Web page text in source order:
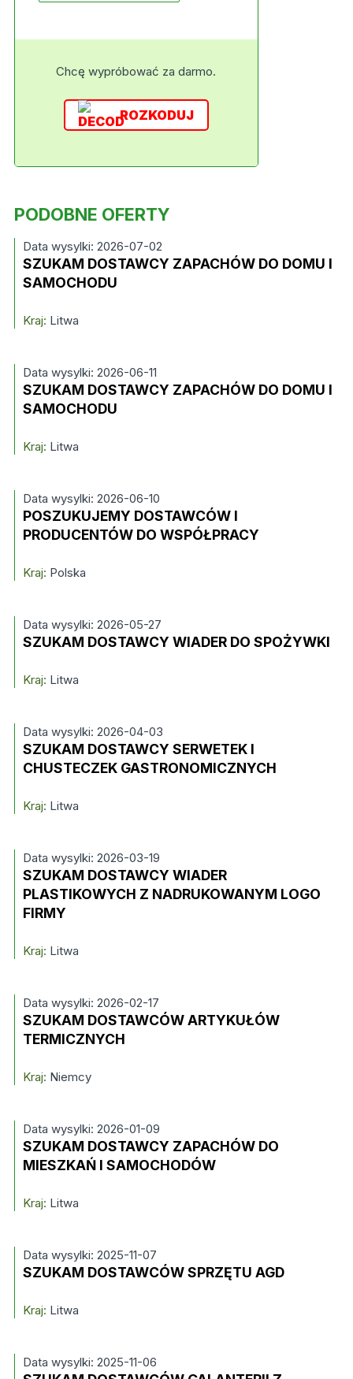
Chcę wypróbować za darmo.
ROZKODUJ
PODOBNE OFERTY
Data wysylki: 2026-07-02
SZUKAM DOSTAWCY ZAPACHÓW DO DOMU I
SAMOCHODU
Kraj: Litwa
Data wysylki: 2026-06-11
SZUKAM DOSTAWCY ZAPACHÓW DO DOMU I
SAMOCHODU
Kraj: Litwa
Data wysylki: 2026-06-10
POSZUKUJEMY DOSTAWCÓW I
PRODUCENTÓW DO WSPÓŁPRACY
Kraj: Polska
Data wysylki: 2026-05-27
SZUKAM DOSTAWCY WIADER DO SPOŻYWKI
Kraj: Litwa
Data wysylki: 2026-04-03
SZUKAM DOSTAWCY SERWETEK I
CHUSTECZEK GASTRONOMICZNYCH
Kraj: Litwa
Data wysylki: 2026-03-19
SZUKAM DOSTAWCY WIADER
PLASTIKOWYCH Z NADRUKOWANYM LOGO
FIRMY
Kraj: Litwa
Data wysylki: 2026-02-17
SZUKAM DOSTAWCÓW ARTYKUŁÓW
TERMICZNYCH
Kraj: Niemcy
Data wysylki: 2026-01-09
SZUKAM DOSTAWCY ZAPACHÓW DO
MIESZKAŃ I SAMOCHODÓW
Kraj: Litwa
Data wysylki: 2025-11-07
SZUKAM DOSTAWCÓW SPRZĘTU AGD
Kraj: Litwa
Data wysylki: 2025-11-06